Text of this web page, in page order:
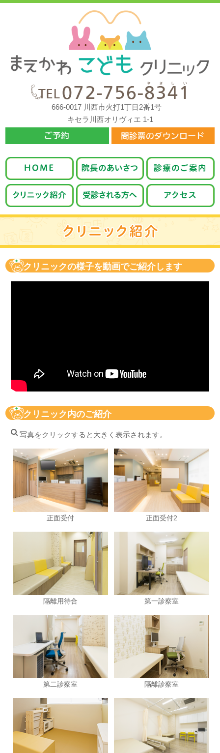
666-0017 川西市火打1丁目2番1号
キセラ川西オリヴィエ 1-1
クリニックの様子を動画でご紹介します
クリニック内のご紹介
写真をクリックすると大きく表示されます。
正面受付 正面受付2
隔離用待合 第一診察室
第二診察室 隔離診察室